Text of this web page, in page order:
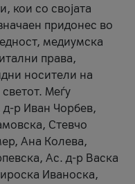
кои со својата
придонес во
медиумска
права,
носители на
Меѓу
р Иван Чорбев,
Стевчо
Ана Колева,
Ас. д-р Васка
Иваноска,